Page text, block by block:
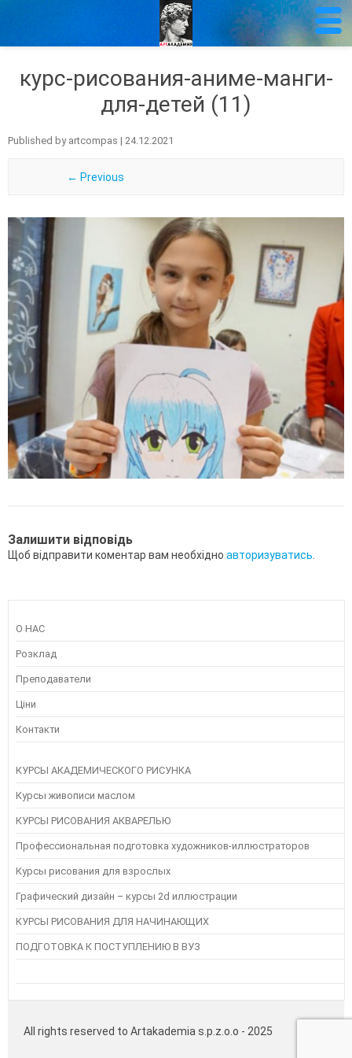
курс-рисования-аниме-манги-
для-детей (11)
Published by artcompas | 24.12.2021
← Previous
Залишити відповідь
Щоб відправити коментар вам необхідно авторизуватись
О НАС
Розклад
Преподаватели
Ціни
Контакти
КУРСЫ АКАДЕМИЧЕСКОГО РИСУНКА
Курсы живописи маслом
КУРСЫ РИСОВАНИЯ АКВАРЕЛЬЮ
Профессиональная подготовка художников-иллюстраторов
Курсы рисования для взрослых
Графический дизайн – курсы 2d иллюстрации
КУРСЫ РИСОВАНИЯ ДЛЯ НАЧИНАЮЩИХ
ПОДГОТОВКА К ПОСТУПЛЕНИЮ В ВУЗ
All rights reserved to Artakademia s.p.z.o.o - 2025